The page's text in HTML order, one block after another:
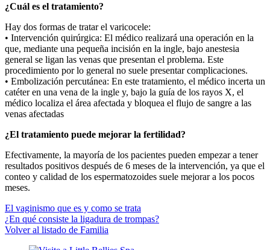
¿Cuál es el tratamiento?
Hay dos formas de tratar el varicocele:
• Intervención quirúrgica: El médico realizará una operación en la
que, mediante una pequeña incisión en la ingle, bajo anestesia
general se ligan las venas que presentan el problema. Este
procedimiento por lo general no suele presentar complicaciones.
• Embolización percutánea: En este tratamiento, el médico incerta un
catéter en una vena de la ingle y, bajo la guía de los rayos X, el
médico localiza el área afectada y bloquea el flujo de sangre a las
venas afectadas
¿El tratamiento puede mejorar la fertilidad?
Efectivamente, la mayoría de los pacientes pueden empezar a tener
resultados positivos después de 6 meses de la intervención, ya que el
conteo y calidad de los espermatozoides suele mejorar a los pocos
meses.
El vaginismo que es y como se trata
¿En qué consiste la ligadura de trompas?
Volver al listado de Familia